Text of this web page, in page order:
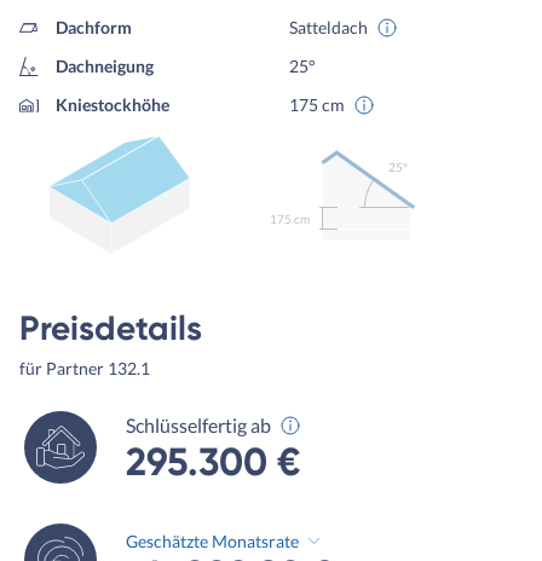
Dachform
Satteldach
Dachneigung
25°
Kniestockhöhe
175 cm
175 cm
25º
Preisdetails
für Partner 132.1
Schlüsselfertig ab
295.300 €
Geschätzte Monatsrate